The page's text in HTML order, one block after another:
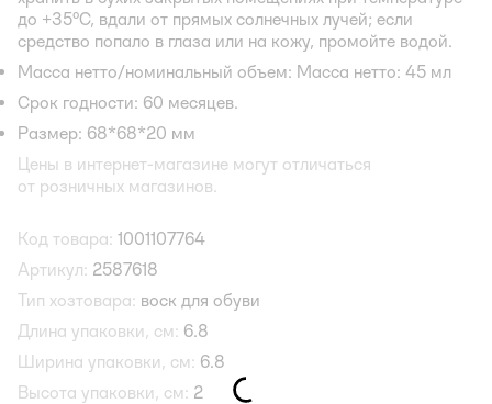
до +35°С, вдали от прямых солнечных лучей; если
средство попало в глаза или на кожу, промойте водой.
Масса нетто/номинальный объем: Масса нетто: 45 мл
Срок годности: 60 месяцев.
Размер: 68*68*20 мм
Цены в интернет-магазине могут отличаться
от розничных магазинов.
Код товара: 1001107764
Артикул: 2587618
Тип хозтовара: воск для обуви
Длина упаковки, см: 6.8
Ширина упаковки, см: 6.8
Высота упаковки, см: 2